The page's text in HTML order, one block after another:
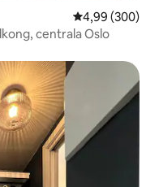
4,99 av 5 i
4,99 (300)
centrala Oslo